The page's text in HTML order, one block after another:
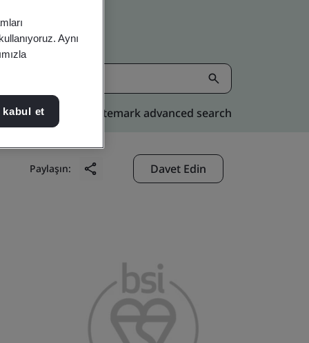
Kitemark advanced search
Paylaşın: Davet Edin
Aynı
kabul et